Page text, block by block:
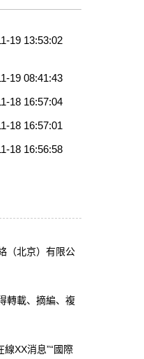
19 13:53:02
19 08:41:43
18 16:57:04
18 16:57:01
18 16:56:58
（北京）有限公
轉載、摘編、複
線XX消息”“國際